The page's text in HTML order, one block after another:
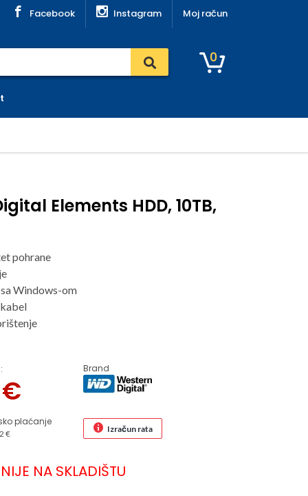
Facebook Instagram Moj račun
0
Elements HDD, 10TB,
pohrane
Windows-om
€
plaćanje
Brand
€ Izračun rata
NA SKLADIŠTU